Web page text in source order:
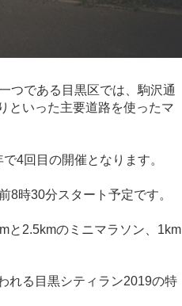
つである目黒区では、駒沢通
といった主要道路を使ったマ
で4回目の開催となります。
8時30分スタート予定です。
と 2.5kmのミニマラソン、 1km
れる目黒シティラン2019の特